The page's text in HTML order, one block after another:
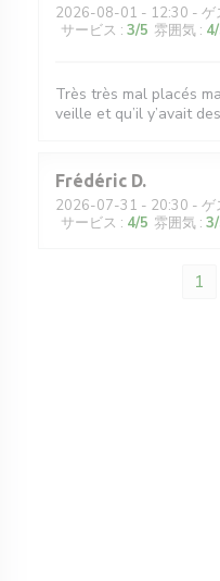
2026-08-01 - 12:30 - ゲ
サービス : 3/5 雰囲気 : 4
Très très mal placés
veille et qu’il y’avait
Frédéric D
2026-07-31 - 20:30 - ゲ
サービス : 4/5 雰囲気 : 3
1